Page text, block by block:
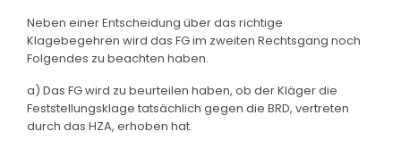
Neben einer Entscheidung über das richtige
Klagebegehren wird das FG im zweiten Rechtsgang noch
Folgendes zu beachten haben.
a) Das FG wird zu beurteilen haben, ob der Kläger die
Feststellungsklage tatsächlich gegen die BRD, vertreten
durch das HZA, erhoben hat.